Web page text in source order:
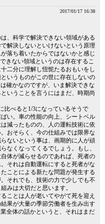
2017/01/17 16:38
、科学で解決できない領域がある
解決しないといけないという原理
落ち着いたからではないかと感じ
きない領域というのは存在するこ
二分に理解し忸怩たるおもいをし
いうものがこの世に存在しないの
確かなのですが、いま解決できな
いうことを言うにはまだ、時期尚
比べると1/3になっているそうで
い。車の性能の向上、シートベル
減ったものの、人の運転技術に依
おそらく、今の仕組みでは限界な
ないという事は、画期的に人が頑
なくなってくるでしょう。もし、
体が減らせるのであれば、死者の
それは自動運転にすると死者がな
ことによる新たな問題が発生する
それでも、技術の力で少しでも不
みは大切だと思います。
ことは人が老いてやがて死を迎え
果が大量の季節労働者を生み出す
全体の話かというと、それはまだ